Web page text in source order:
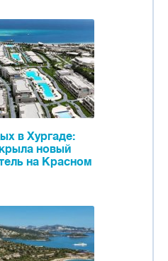
в Хургаде:
новый
на Красном